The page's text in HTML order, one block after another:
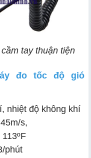
tay thuận tiện
đo tốc độ gió
nhiệt độ không khí
s,
phút